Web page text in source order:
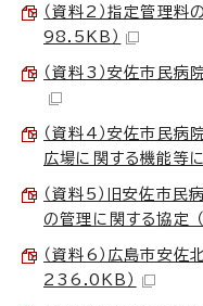
（資料2）指定管理料
98.5KB）
（資料3）安佐市民
（資料4）安佐市民病
広場に関する機能等
（資料5）旧安佐市民
の管理に関する協定
（資料6）広島市安佐
236.0KB）